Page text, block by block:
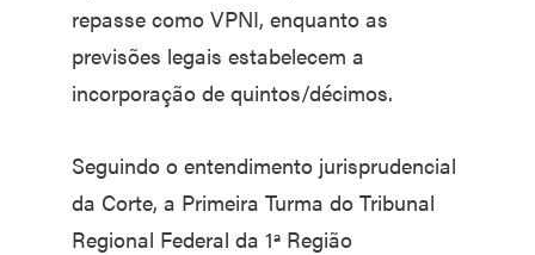
repasse como VPNI, enquanto as
previsões legais estabelecem a
incorporação de quintos/décimos.
Seguindo o entendimento jurisprudencial
da Corte, a Primeira Turma do Tribunal
Regional Federal da 1ª Região